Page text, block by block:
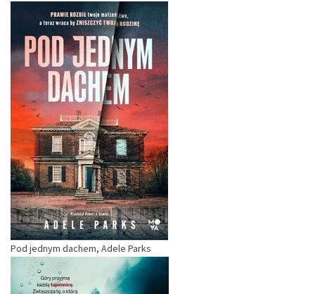
Pod jednym dachem, Adele Parks